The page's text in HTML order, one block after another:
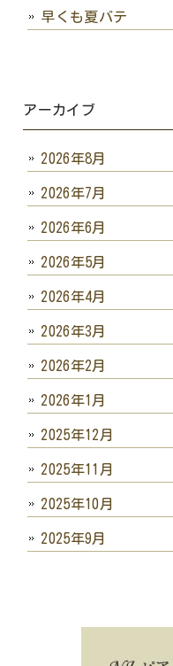
早くも夏バテ
アーカイブ
2026年8月
2026年7月
2026年6月
2026年5月
2026年4月
2026年3月
2026年2月
2026年1月
2025年12月
2025年11月
2025年10月
2025年9月